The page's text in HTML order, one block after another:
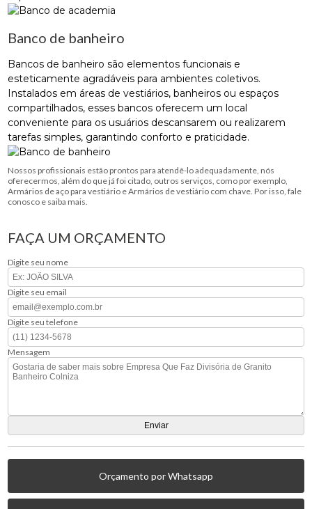
Banco de banheiro
Bancos de banheiro são elementos funcionais e
esteticamente agradáveis ​​para ambientes coletivos.
Instalados em áreas de vestiários, banheiros ou espaços
compartilhados, esses bancos oferecem um local
conveniente para os usuários descansarem ou realizarem
tarefas simples, garantindo conforto e praticidade.
Nossos profissionais estão prontos para atendê-lo adequadamente, nós
oferecermos, além do que já foi citado, outros serviços, como por exemplo,
Armários de aço para vestiário e Armários de vestiário com chave. Por isso, fale
conosco e saiba mais.
FAÇA UM ORÇAMENTO
Digite seu nome
Digite seu email
Digite seu telefone
Mensagem
Orçamento por Whatsapp